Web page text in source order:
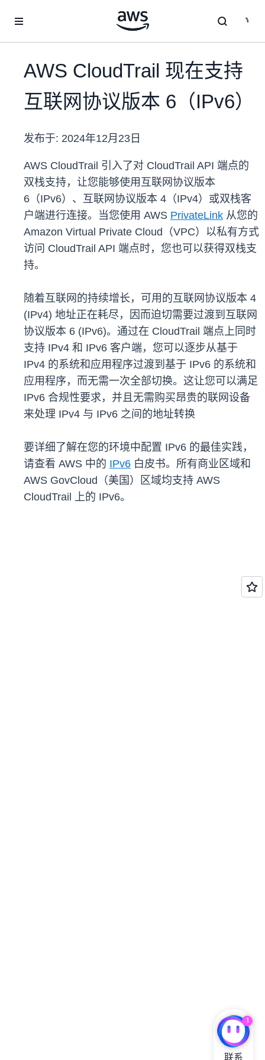
AWS CloudTrail 现在支持
互联网协议版本 6（IPv6）
发布于: 2024年12月23日
AWS CloudTrail 引入了对 CloudTrail API 端点的
双栈支持，让您能够使用互联网协议版本
6（IPv6）、互联网协议版本 4（IPv4）或双栈客
户端进行连接。当您使用 AWS PrivateLink 从您的
Amazon Virtual Private Cloud（VPC）以私有方式
访问 CloudTrail API 端点时，您也可以获得双栈支
持。
随着互联网的持续增长，可用的互联网协议版本 4
(IPv4) 地址正在耗尽，因而迫切需要过渡到互联网
协议版本 6 (IPv6)。通过在 CloudTrail 端点上同时
支持 IPv4 和 IPv6 客户端，您可以逐步从基于
IPv4 的系统和应用程序过渡到基于 IPv6 的系统和
应用程序，而无需一次全部切换。这让您可以满足
IPv6 合规性要求，并且无需购买昂贵的联网设备
来处理 IPv4 与 IPv6 之间的地址转换
要详细了解在您的环境中配置 IPv6 的最佳实践，
请查看 AWS 中的 IPv6 白皮书。所有商业区域和
AWS GovCloud（美国）区域均支持 AWS
CloudTrail 上的 IPv6。
1
联系